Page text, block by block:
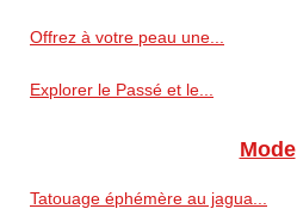
Offrez à votre peau une...
Explorer le Passé et le...
Mode
Tatouage éphémère au jagua...